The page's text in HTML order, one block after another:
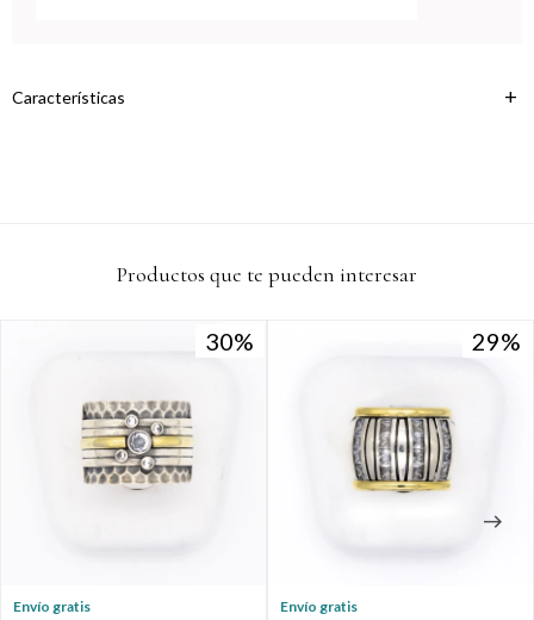
Características
Productos que te pueden interesar
30
30
Envío gratis
29
29
Envío gratis